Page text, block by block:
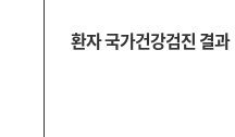
환자 국가건강검진 결과